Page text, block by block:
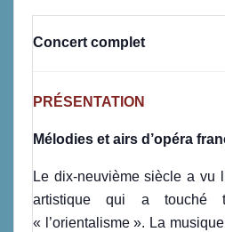
Concert complet
PRÉSENTATION
Mélodies et airs d’opéra
Le dix-neuvième siècle a vu
artistique qui a touché
« l’orientalisme ». La